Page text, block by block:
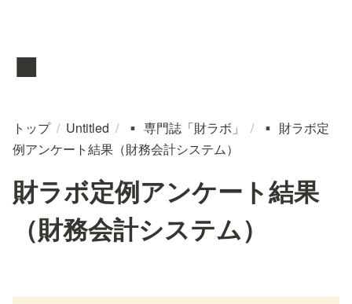
▪️
トップ / Untitled / ▪️ 専門誌「財ラボ」 / ▪️
財ラボ定
例アンケート結果（財務会計システム）
財ラボ定例アンケート結果
（財務会計システム）